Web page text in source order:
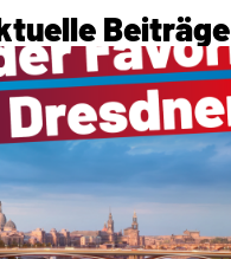
Beiträge